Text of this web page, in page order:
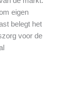
eigen
belegt het
voor de